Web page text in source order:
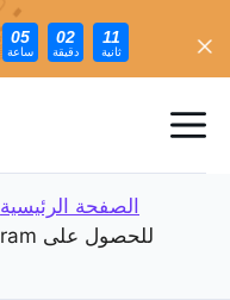
05
ساعة
02
دقيقة
09
ثانية
الصفحة الرئيسية